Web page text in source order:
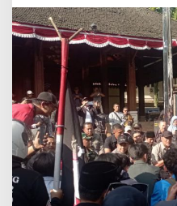
n
s
t
r
a
s
i
d
i
C
i
m
a
h